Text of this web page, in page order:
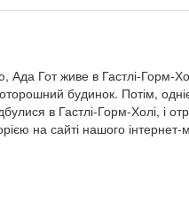
Ада Гот живе в Гастлі-Горм-
будинок. Потім,
в Гастлі-Горм-Холі, і
на сайті нашого інтернет-